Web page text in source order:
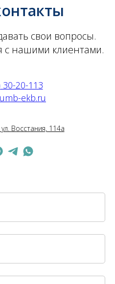
свои вопросы.
нашими клиентами.
30-20-113
ekb.ru
Восстания, 114а